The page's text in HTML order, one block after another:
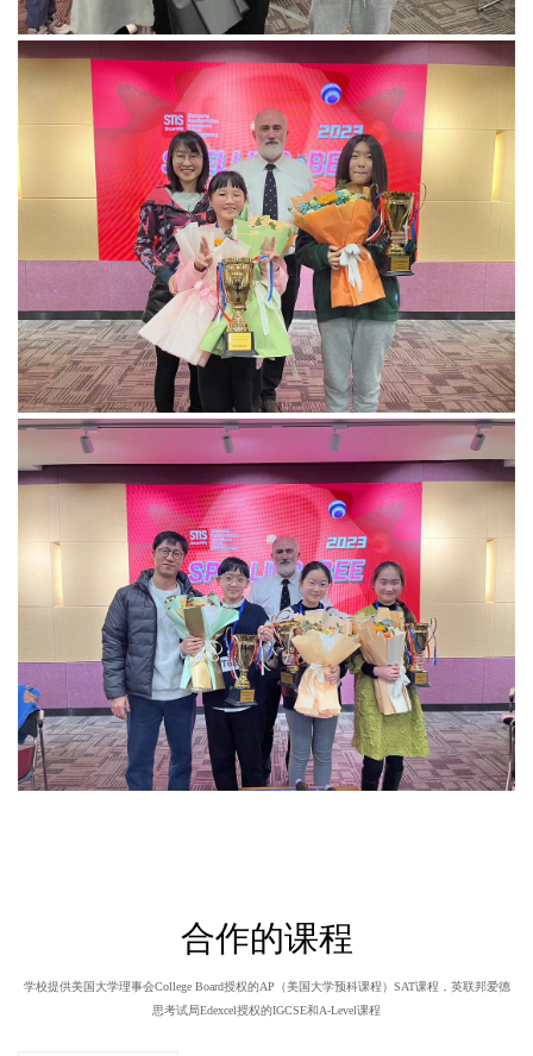
合作的课程
学校提供美国大学理事会College Board授权的AP（美国大学预科课程）SAT课程，英联邦爱德
思考试局Edexcel授权的IGCSE和A-Level课程